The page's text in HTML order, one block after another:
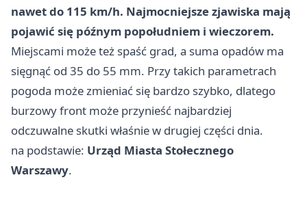
nawet do 115 km/h. Najmocniejsze zjawiska mają
pojawić się późnym popołudniem i wieczorem.
Miejscami może też spaść grad, a suma opadów ma
sięgnąć od 35 do 55 mm. Przy takich parametrach
pogoda może zmieniać się bardzo szybko, dlatego
burzowy front może przynieść najbardziej
odczuwalne skutki właśnie w drugiej części dnia.
na podstawie: Urząd Miasta Stołecznego
Warszawy.